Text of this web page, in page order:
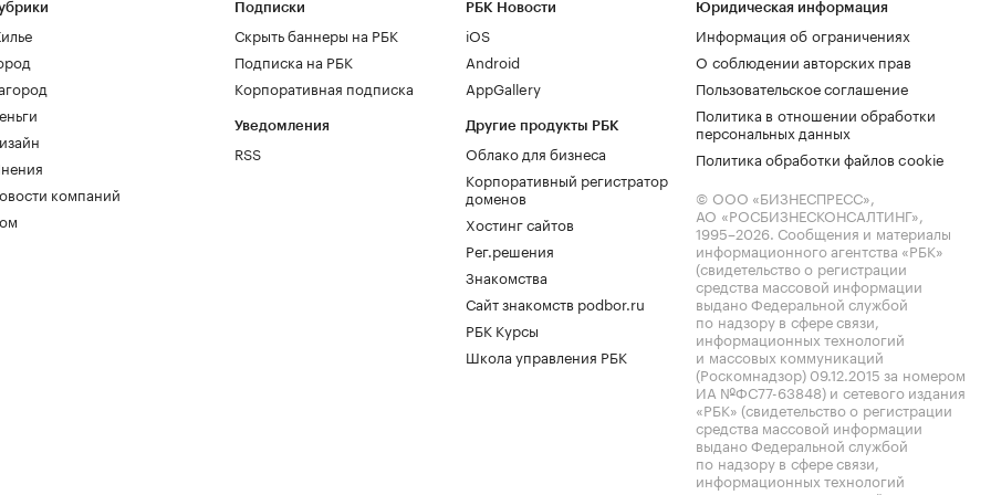
компаний
Подписки
Скрыть баннеры на РБК
Подписка на РБК
Корпоративная подписка
Уведомления
RSS
РБК Новости
iOS
Android
AppGallery
Другие продукты РБК
Облако для бизнеса
Корпоративный регистратор
доменов
Хостинг сайтов
Рег.решения
Знакомства
Сайт знакомств podbor.ru
РБК Курсы
Школа управления РБК
Юридическая информация
Информация об ограничениях
О соблюдении авторских прав
Пользовательское соглашение
Политика в отношении обработки
персональных данных
Политика обработки файлов cookie
© ООО «БИЗНЕСПРЕСС»,
АО «РОСБИЗНЕСКОНСАЛТИНГ»,
1995–2026. Сообщения и материалы
информационного агентства «РБК»
(свидетельство о регистрации
средства массовой информации
выдано Федеральной службой
по надзору в сфере связи,
информационных технологий
и массовых коммуникаций
(Роскомнадзор) 09.12.2015 за номером
ИА №ФС77-63848) и сетевого издания
«РБК» (свидетельство о регистрации
средства массовой информации
выдано Федеральной службой
по надзору в сфере связи,
информационных технологий